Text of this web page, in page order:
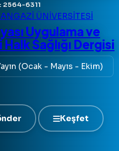
2564-6311
ÜNİVERSİTESİ
Uygulama ve
Sağlığı Dergisi
(Ocak - Mayıs - Ekim)
Keşfet